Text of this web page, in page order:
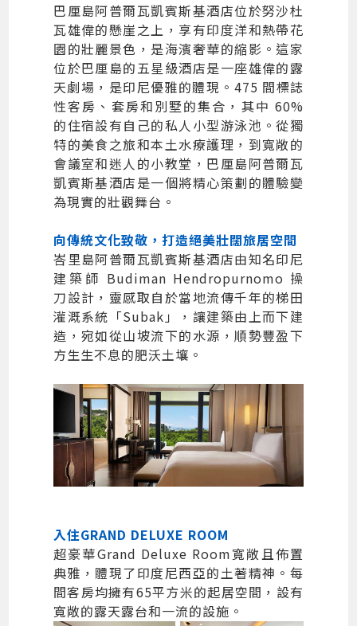
巴厘島阿普爾瓦凱賓斯基酒店位於努沙杜
瓦雄偉的懸崖之上，享有印度洋和熱帶花
園的壯麗景色，是海濱奢華的縮影。這家
位於巴厘島的五星級酒店是一座雄偉的露
天劇場，是印尼優雅的體現。475 間標誌
性客房、套房和別墅的集合，其中 60%
的住宿設有自己的私人小型游泳池。從獨
特的美食之旅和本土水療護理，到寬敞的
會議室和迷人的小教堂，巴厘島阿普爾瓦
凱賓斯基酒店是一個將精心策劃的體驗變
為現實的壯觀舞台。
向傳統文化致敬，打造絕美壯闊旅居空間
峇里島阿普爾瓦凱賓斯基酒店由知名印尼
建築師 Budiman Hendropurnomo 操
刀設計，靈感取自於當地流傳千年的梯田
灌溉系統「Subak」，讓建築由上而下建
造，宛如從山坡流下的水源，順勢豐盈下
方生生不息的肥沃土壤。
入住GRAND DELUXE ROOM
超豪華Grand Deluxe Room寬敞且佈置
典雅，體現了印度尼西亞的土著精神。每
間客房均擁有65平方米的起居空間，設有
寬敞的露天露台和一流的設施。